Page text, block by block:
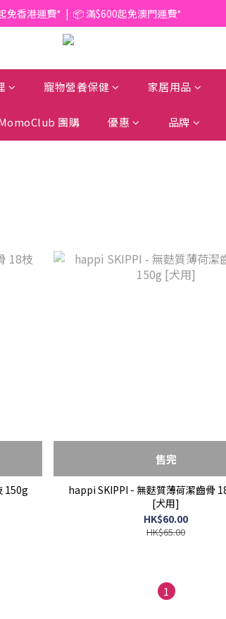
免香港運費*  |  📦 滿$600起免澳門運費*
免香港運費*  |  📦 滿$600起免澳門運費*
件 即減 $6 |  任選* 24件 即減 $30 🥫 (按此了解更多)
免香港運費*  |  📦 滿$600起免澳門運費*
寵物營養保健 家居用品
團購 優惠 品牌
150g
售完
happi SKIPPI - 無麩質薄荷潔齒骨
[犬用]
HK$60.00
HK$65.00
1